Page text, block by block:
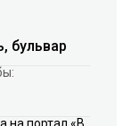
бульвар
на портал «В